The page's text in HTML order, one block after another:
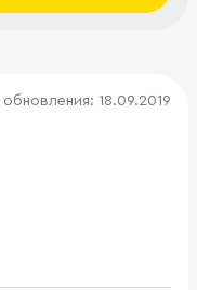
обновления: 18.09.2019